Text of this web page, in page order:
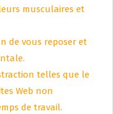
musculaires et
de vous reposer et
telles que le
Web non
de travail.